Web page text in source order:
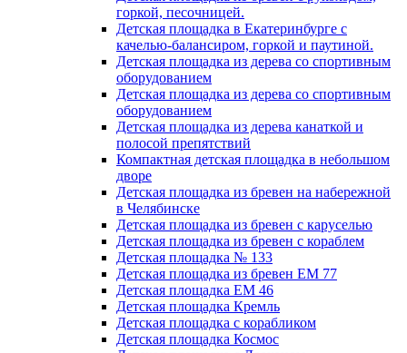
горкой, песочницей.
Детская площадка в Екатеринбурге с
качелью-балансиром, горкой и паутиной.
Детская площадка из дерева со спортивным
оборудованием
Детская площадка из дерева со спортивным
оборудованием
Детская площадка из дерева канаткой и
полосой препятствий
Компактная детская площадка в небольшом
дворе
Детская площадка из бревен на набережной
в Челябинске
Детская площадка из бревен с каруселью
Детская площадка из бревен с кораблем
Детская площадка № 133
Детская площадка из бревен ЕМ 77
Детская площадка ЕМ 46
Детская площадка Кремль
Детская площадка с корабликом
Детская площадка Космос